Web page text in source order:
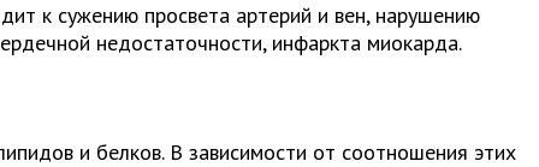
к сужению просвета артерий и вен, нарушению
недостаточности, инфаркта миокарда.
и белков. В зависимости от соотношения этих